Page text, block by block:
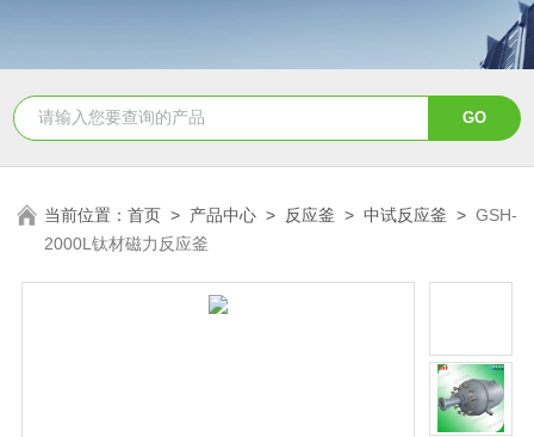
当前位置：首页 > 产品中心 > 反应釜 >中试反应釜 >GSH-
2000L钛材磁力反应釜